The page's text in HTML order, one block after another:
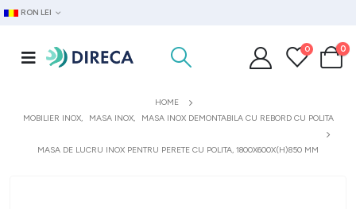
RON LEI
0 0
HOME
MOBILIER INOX, MASA INOX, MASA INOX DEMONTABILA CU REBORD CU POLITA
MASA DE LUCRU INOX PENTRU PERETE CU POLITA, 1800X600X(H)850 MM